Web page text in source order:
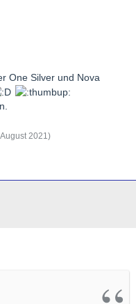
One Silver und Nova
2021)